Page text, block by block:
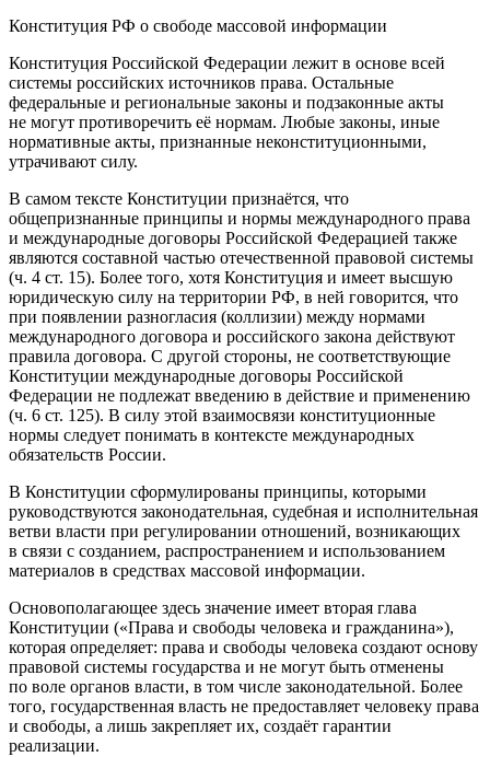
Конституция РФ о свободе массовой информации
Конституция Российской Федерации лежит в основе всей
системы российских источников права. Остальные
федеральные и региональные законы и подзаконные акты
не могут противоречить её нормам. Любые законы, иные
нормативные акты, признанные неконституционными,
утрачивают силу.
В самом тексте Конституции признаётся, что
общепризнанные принципы и нормы международного права
и международные договоры Российской Федерацией также
являются составной частью отечественной правовой системы
(ч. 4 ст. 15). Более того, хотя Конституция и имеет высшую
юридическую силу на территории РФ, в ней говорится, что
при появлении разногласия (коллизии) между нормами
международного договора и российского закона действуют
правила договора. С другой стороны, не соответствующие
Конституции международные договоры Российской
Федерации не подлежат введению в действие и применению
(ч. 6 ст. 125). В силу этой взаимосвязи конституционные
нормы следует понимать в контексте международных
обязательств России.
В Конституции сформулированы принципы, которыми
руководствуются законодательная, судебная и исполнительная
ветви власти при регулировании отношений, возникающих
в связи с созданием, распространением и использованием
материалов в средствах массовой информации.
Основополагающее здесь значение имеет вторая глава
Конституции («Права и свободы человека и гражданина»),
которая определяет: права и свободы человека создают основу
правовой системы государства и не могут быть отменены
по воле органов власти, в том числе законодательной. Более
того, государственная власть не предоставляет человеку права
и свободы, а лишь закрепляет их, создаёт гарантии
реализации.